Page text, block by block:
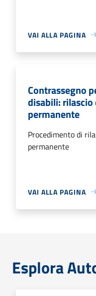
VAI ALLA PAGINA
Contrassegno
disabili:
permanente
Procedimento di
permanente
VAI ALLA PAGINA
Esplora